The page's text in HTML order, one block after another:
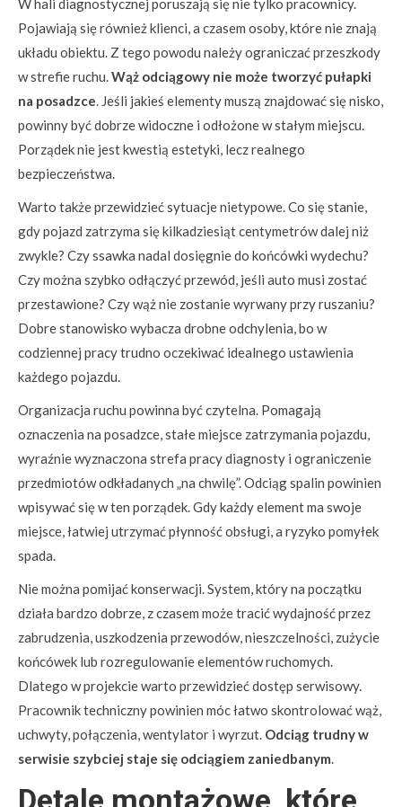
Pojawiają się również klienci, a czasem osoby, które nie znają
układu obiektu. Z tego powodu należy ograniczać przeszkody
w strefie ruchu. Wąż odciągowy nie może tworzyć pułapki
na posadzce . Jeśli jakieś elementy muszą znajdować się nisko,
powinny być dobrze widoczne i odłożone w stałym miejscu.
Porządek nie jest kwestią estetyki, lecz realnego
bezpieczeństwa.
Warto także przewidzieć sytuacje nietypowe. Co się stanie,
gdy pojazd zatrzyma się kilkadziesiąt centymetrów dalej niż
zwykle? Czy ssawka nadal dosięgnie do końcówki wydechu?
Czy można szybko odłączyć przewód, jeśli auto musi zostać
przestawione? Czy wąż nie zostanie wyrwany przy ruszaniu?
Dobre stanowisko wybacza drobne odchylenia, bo w
codziennej pracy trudno oczekiwać idealnego ustawienia
każdego pojazdu.
Organizacja ruchu powinna być czytelna. Pomagają
oznaczenia na posadzce, stałe miejsce zatrzymania pojazdu,
wyraźnie wyznaczona strefa pracy diagnosty i ograniczenie
przedmiotów odkładanych „na chwilę”. Odciąg spalin powinien
wpisywać się w ten porządek. Gdy każdy element ma swoje
miejsce, łatwiej utrzymać płynność obsługi, a ryzyko pomyłek
spada.
Nie można pomijać konserwacji. System, który na początku
działa bardzo dobrze, z czasem może tracić wydajność przez
zabrudzenia, uszkodzenia przewodów, nieszczelności, zużycie
końcówek lub rozregulowanie elementów ruchomych.
Dlatego w projekcie warto przewidzieć dostęp serwisowy.
Pracownik techniczny powinien móc łatwo skontrolować wąż,
uchwyty, połączenia, wentylator i wyrzut. Odciąg trudny w
serwisie szybciej staje się odciągiem zaniedbanym
Detale montażowe, które